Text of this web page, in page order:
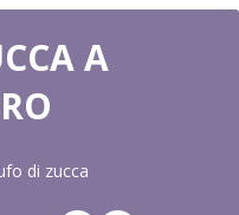
A
di zucca